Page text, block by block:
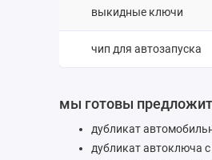
выкидные ключи
чип для автозапуска
мы готовы
дубликат
дубликат автоключа